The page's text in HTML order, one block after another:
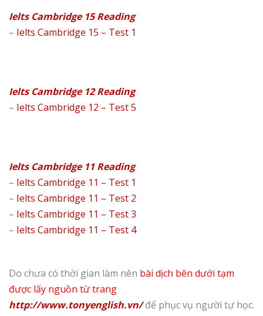
Ielts Cambridge 15 Reading
– Ielts Cambridge 15 – Test 1
Ielts Cambridge 12 Reading
– Ielts Cambridge 12 – Test 5
Ielts Cambridge 11 Reading
– Ielts Cambridge 11 – Test 1
– Ielts Cambridge 11 – Test 2
– Ielts Cambridge 11 – Test 3
– Ielts Cambridge 11 – Test 4
Do chưa có thời gian làm nên bài dịch bên dưới tạm
được lấy nguồn từ trang
http://www.tonyenglish.vn/để phục vụ người tự học.